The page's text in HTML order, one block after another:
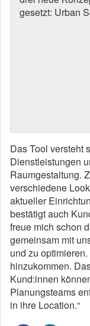
gesetzt: Urban
Das Tool versteht
Dienstleistungen
Raumgestaltung.
verschiedene
aktueller
bestätigt auch
freue mich schon
gemeinsam mit
und zu
hinzukommen.
Kund:innen
Planungsteams
in ihre Location.“